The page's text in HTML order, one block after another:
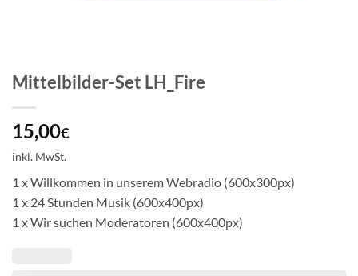
Mittelbilder-Set LH_Fire
15,00€
inkl. MwSt.
1 x Willkommen in unserem Webradio (600x300px)
1 x 24 Stunden Musik (600x400px)
1 x Wir suchen Moderatoren (600x400px)